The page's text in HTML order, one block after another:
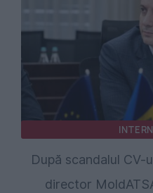
După scandalul CV-
director